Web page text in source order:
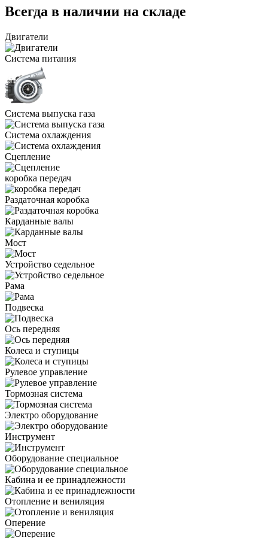
Всегда в наличии на складе
Двигатели
Система питания
Система выпуска газа
Система охлаждения
Сцепление
коробка передач
Раздаточная коробка
Карданные валы
Мост
Устройство седельное
Рама
Подвеска
Ось передняя
Колеса и ступицы
Рулевое управление
Тормозная система
Электро оборудование
Инструмент
Оборудование специальное
Кабина и ее принадлежности
Отопление и вениляция
Оперение